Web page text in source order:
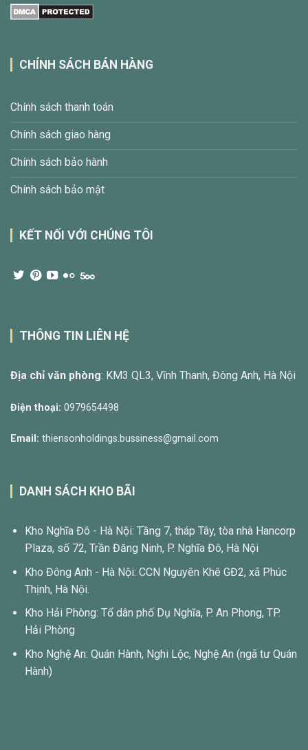
CHÍNH SÁCH BÁN HÀNG
Chính sách thanh toán
Chính sách giao hàng
Chính sách bảo hành
Chính sách bảo mật
KẾT NỐI VỚI CHÚNG TÔI
THÔNG TIN LIÊN HỆ
Địa chỉ văn phòng: KM3 QL3, Vĩnh Thanh, Đông Anh, Hà Nội
Điện thoại: 0979654498
Email: thiensonholdings.bussiness@gmail.com
DANH SÁCH KHO BÃI
Kho Nghĩa Đô - Hà Nội: Tầng 7, tháp Tây, tòa nhà Hancorp
Plaza, số 72, Trần Đăng Ninh, P. Nghĩa Đô, Hà Nội
Kho Đông Anh - Hà Nội: CCN Nguyên Khê GĐ2, xã Phúc
Thịnh, Hà Nội.
Kho Hải Phòng: Tổ dân phố Dụ Nghĩa, P. An Phong, TP.
Hải Phòng
Kho Nghệ An: Quán Hành, Nghi Lộc, Nghệ An (ngã tư Quán
Hành)